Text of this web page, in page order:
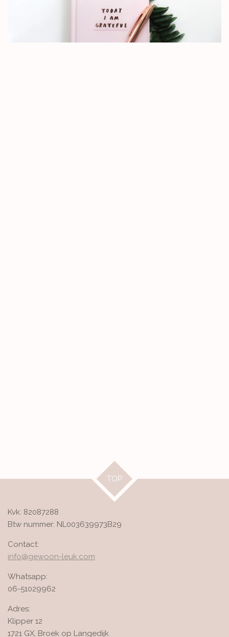
TOP
Kvk: 82087288
Btw nummer: NL003639973B29
Contact:
info@gewoon-leuk.com
Whatsapp:
06-51029962
Adres:
Klipper 12
1721 GX, Broek op Langedijk